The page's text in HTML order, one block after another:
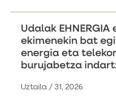
Udalak EHNERGIA
ekimenekin bat
energia eta
burujabetza
Uztaila / 31, 2026